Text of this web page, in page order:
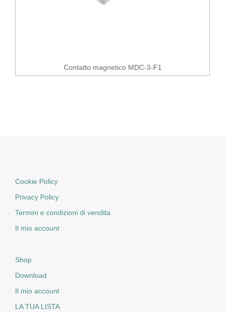
Contatto magnetico MDC-3-F1
Cookie Policy
Privacy Policy
Termini e condizioni di vendita
Il mio account
Shop
Download
Il mio account
LA TUA LISTA